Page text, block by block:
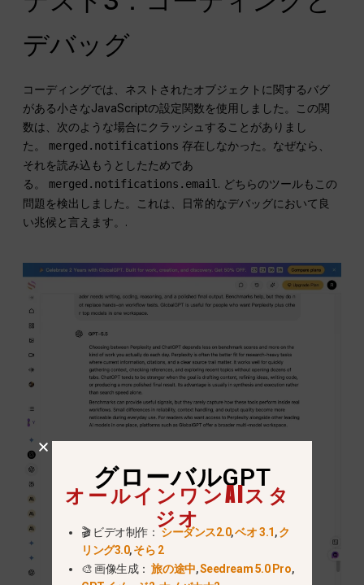
デバッグ
コーディングでは、ネストされたオブジェクトに関するバグ
がある小さなJavaScriptの設定関数を使用しました。この関
数は、次のような場合にクラッシュすることがありまし
た。 merged.notifications 存在しなかった。なぜなら、
それを読み込もうとしたためであ
る。 merged.notifications.email . どちらのツールもこの
問題を検出しました。これは、日常的なデバッグにおいて良
い兆候と言えます。.
グローバルGPT
オールインワンAIスタ
ジオ
🎬 ビデオ制作：シーダンス2.0,ベオ 3.1,ク
リング3.0,そら 2
🎨 画像生成：旅の途中,Seedream 5.0 Pro,